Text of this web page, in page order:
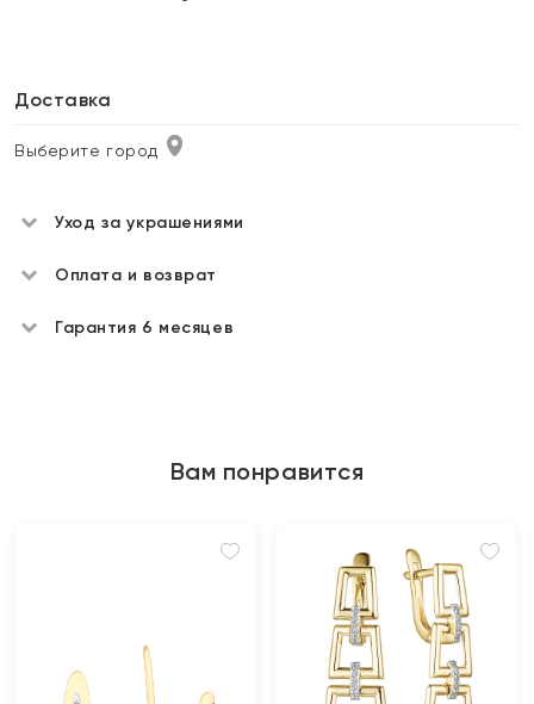
Доставка
Выберите город
Уход за украшениями
Оплата и возврат
Гарантия 6 месяцев
Вам понравится